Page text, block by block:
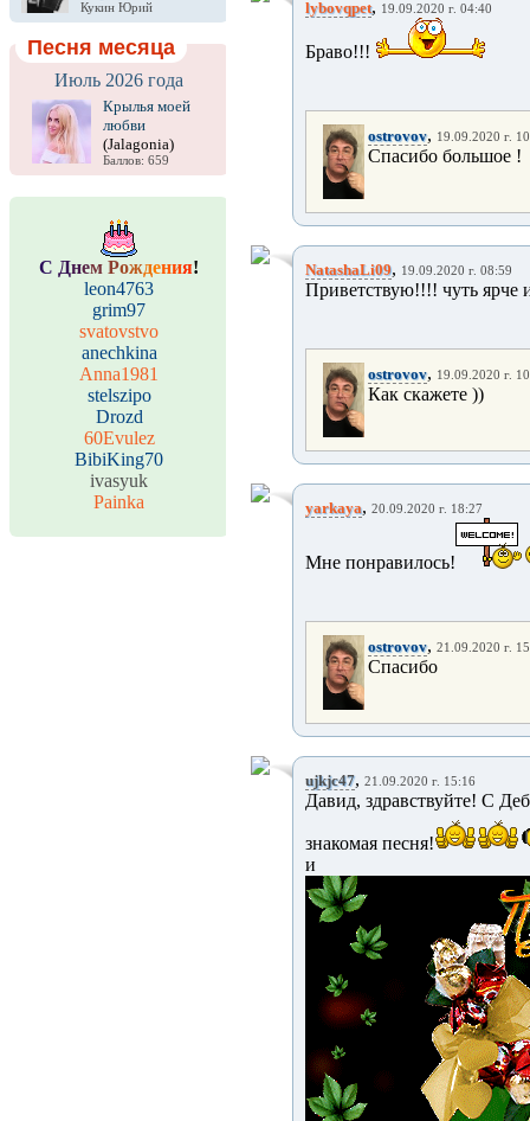
Кукин Юрий
Песня месяца
Июль 2026 года
Крылья моей
любви
(Jalagonia)
Баллов: 659
С Днем Рождения!
leon4763
grim97
svatovstvo
anechkina
Anna1981
stelszipo
Drozd
60Evulez
BibiKing70
ivasyuk
Painka
lybovqpet, 19.09.2020 г. 04:40
Браво!!!
ostrovov, 19.09.2020 г.
Спасибо большое !
NatashaLi09, 19.09.2020 г. 08:59
Приветствую!!!! чуть ярче
ostrovov, 19.09.2020 г.
Как скажете ))
yarkaya, 20.09.2020 г. 18:27
Мне понравилось!
ostrovov, 21.09.2020 г.
Спасибо
ujkjc47, 21.09.2020 г. 15:16
Давид, здравствуйте! С
знакомая песня!
и